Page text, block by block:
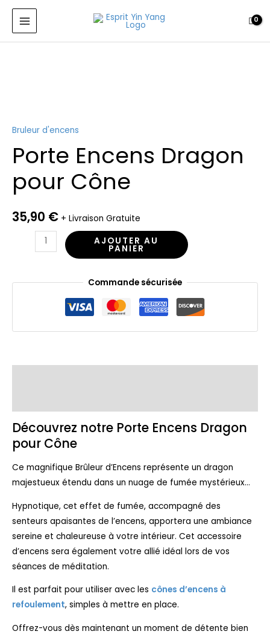
Aller
contenu
MAIN
MENU
Bruleur d'encens
Porte Encens Dragon
pour Cône
35,90 € + Livraison Gratuite
Cône
AJOUTER AU
PANIER
Commande sécurisée
Découvrez notre Porte Encens Dragon
pour Cône
Ce magnifique Brûleur d’Encens représente un dragon
majestueux étendu dans un nuage de fumée mystérieux…
Hypnotique, cet effet de fumée, accompagné des
senteurs apaisantes de l’encens, apportera une ambiance
sereine et chaleureuse à votre intérieur. Cet accessoire
d’encens sera également votre allié idéal lors de vos
séances de méditation.
Il est parfait pour utiliser avec les cônes d’encens à
refoulement, simples à mettre en place.
Offrez-vous dès maintenant un moment de détente bien
Dragon
pour